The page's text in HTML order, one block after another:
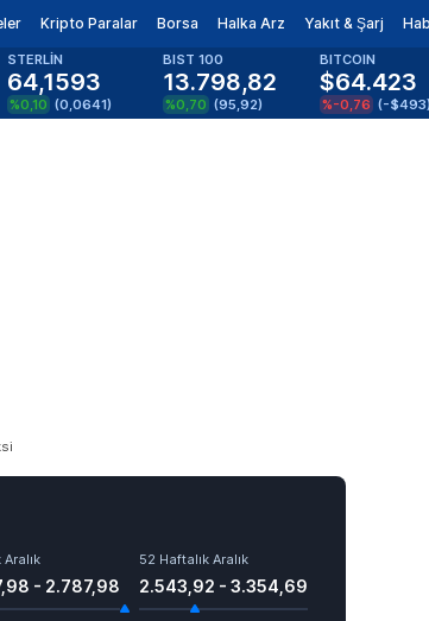
Kripto Paralar Borsa Halka Arz Yakıt & Şarj
STERLİN
64,1593
%0,10 (0,0641)
BIST 100
13.798,82
%0,70 (95,92)
BITCOIN
$64.423
%-0,76 (-$493)
- 2.787,98
52 Haftalık Aralık
2.543,92 - 3.354,69